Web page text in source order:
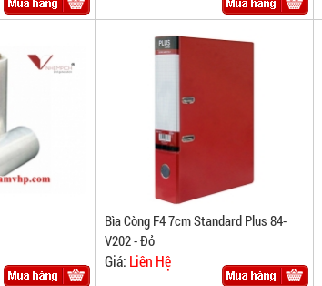
Bìa Còng F4 7cm Standard Plus 84-
V202 - Đỏ
Giá: Liên Hệ